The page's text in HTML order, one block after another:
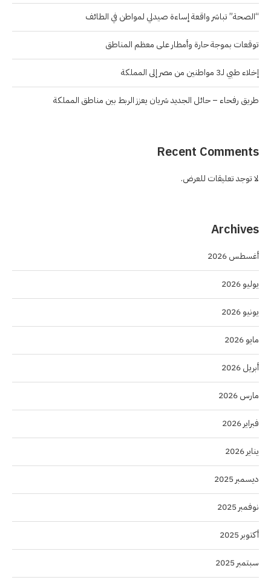
“الصحة” تباشر واقعة إساءة صيدلي لمواطن في الطائف
توقعات بموجة حارة وأمطار على معظم المناطق
إخلاء طبي لـ3 مواطنين من مصر إلى المملكة
طريق رفحاء – حائل الجديد شريان يعزز الربط بين مناطق المملكة
Recent Comments
لا توجد تعليقات للعرض.
Archives
أغسطس 2026
يوليو 2026
يونيو 2026
مايو 2026
أبريل 2026
مارس 2026
فبراير 2026
يناير 2026
ديسمبر 2025
نوفمبر 2025
أكتوبر 2025
سبتمبر 2025